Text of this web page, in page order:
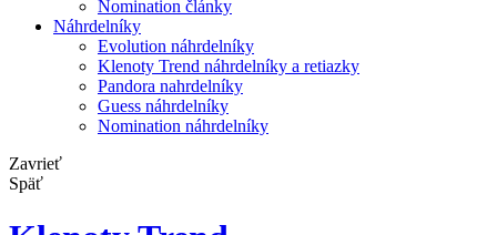
Nomination články
Náhrdelníky
Evolution náhrdelníky
Klenoty Trend náhrdelníky a retiazky
Pandora nahrdelníky
Guess náhrdelníky
Nomination náhrdelníky
Zavrieť
Späť